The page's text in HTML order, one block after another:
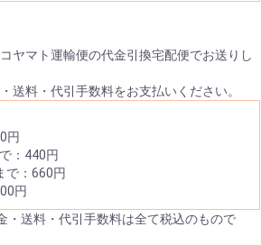
人様から卒園式用アレンジメント
き、川崎市中原区へヤマト便にて
。
川崎区砂子に配達いたしました。
から送別用花束のご注文をいただ
へヤマト便にて配送いたしまし
からお誕生日用花束のご注文をい
立区へヤマト便にて配送いたしま
人様から卒園式用アレンジメント
き、川崎区砂子に配達いたしまし
ヤマト運輸便の代金引換宅配便でお送りし
送料・代引手数料をお支払いください。
円
：440円
で：660円
円
・送料・代引手数料は全て税込のもので